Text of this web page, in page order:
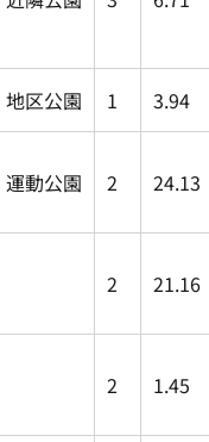
地区公園 1 3.94
運動公園 2 24.13
2 21.16
2 1.45